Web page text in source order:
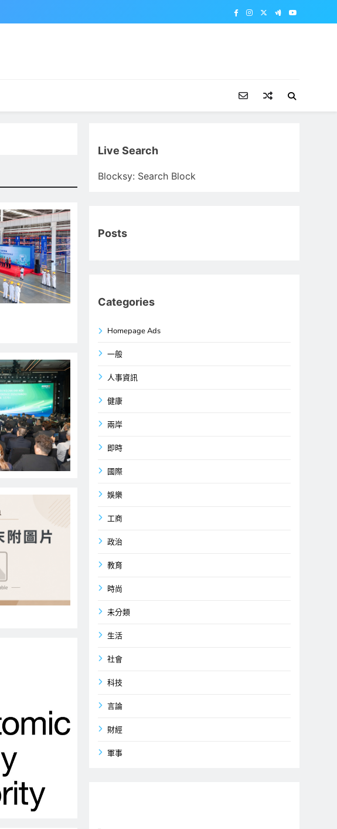
Live Search
Blocksy: Search Block
Posts
Categories
Homepage Ads
一般
人事資訊
健康
兩岸
即時
國際
娛樂
工商
政治
教育
時尚
未分類
生活
社會
科技
言論
財經
軍事